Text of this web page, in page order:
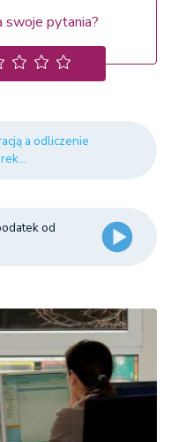
swoje pytania?
a odliczenie
od